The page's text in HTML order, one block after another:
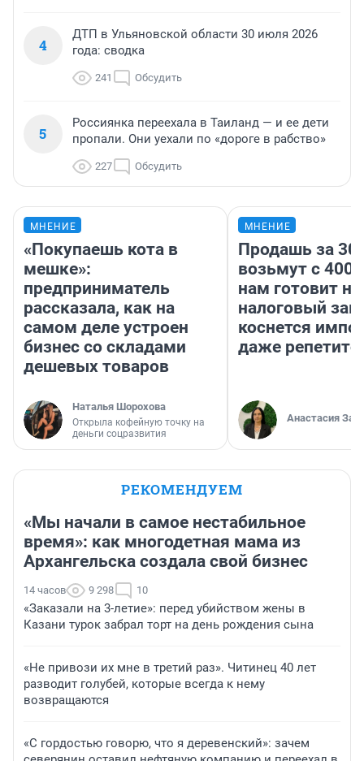
4
ДТП в Ульяновской области 30 июля 2026
года: сводка
241 Обсудить
5
Россиянка переехала в Таиланд — и ее дети
пропали. Они уехали по «дороге в рабство»
227 Обсудить
МНЕНИЕ
«Покупаешь кота в
мешке»:
предприниматель
рассказала, как на
самом деле устроен
бизнес со складами
дешевых товаров
Наталья Шорохова
Открыла кофейную точку на
деньги соцразвития
МНЕНИЕ
Продашь за
возьмут с
нам готовит
налоговый
коснется
даже
Анастасия
РЕКОМЕНДУЕМ
«Мы начали в самое нестабильное
время»: как многодетная мама из
Архангельска создала свой бизнес
14 часов 9 298 10
«Заказали на 3-летие»: перед убийством жены в
Казани турок забрал торт на день рождения сына
«Не привози их мне в третий раз». Читинец 40 лет
разводит голубей, которые всегда к нему
возвращаются
«С гордостью говорю, что я деревенский»: зачем